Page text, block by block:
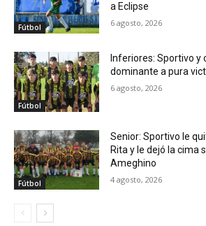
Fútbol
a Eclipse
6 agosto, 2026
Fútbol
Inferiores: Sportivo y
dominante a pura
6 agosto, 2026
Fútbol
Senior: Sportivo le
Rita y le dejó la cima
Ameghino
4 agosto, 2026